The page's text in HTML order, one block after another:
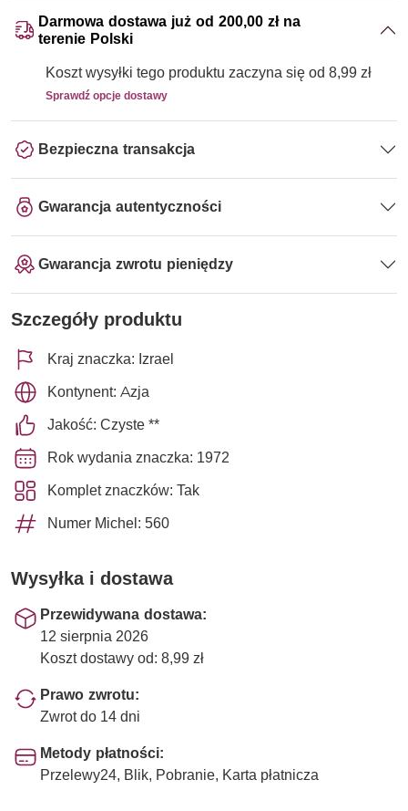
Darmowa dostawa już od 200,00 zł na
terenie Polski
Koszt wysyłki tego produktu zaczyna się od 8,99 zł
Sprawdź opcje dostawy
Bezpieczna transakcja
Gwarancja autentyczności
Gwarancja zwrotu pieniędzy
Szczegóły produktu
Kraj znaczka: Izrael
Kontynent: Azja
Jakość: Czyste **
Rok wydania znaczka: 1972
Komplet znaczków: Tak
Numer Michel: 560
Wysyłka i dostawa
Przewidywana dostawa:
12 sierpnia 2026
Koszt dostawy od: 8,99 zł
Prawo zwrotu:
Zwrot do 14 dni
Metody płatności:
Przelewy24, Blik, Pobranie, Karta płatnicza